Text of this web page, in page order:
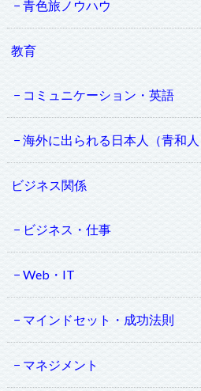
青色旅ノウハウ
教育
コミュニケーション・英語
海外に出られる日本人（青和人
ビジネス関係
ビジネス・仕事
Web・IT
マインドセット・成功法則
マネジメント